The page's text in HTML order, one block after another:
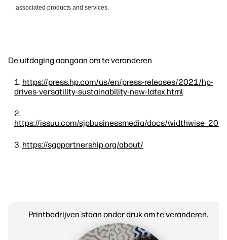
De uitdaging aangaan om te veranderen
https://press.hp.com/us/en/press-releases/2021/hp-
drives-versatility-sustainability-new-latex.html
https://issuu.com/sjpbusinessmedia/docs/
https://sgppartnership.org/about/
Printbedrijven staan onder druk om te veranderen.